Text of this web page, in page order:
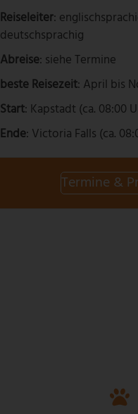
Reiseleiter:
deutschsprachig
Abreise: siehe Termine
beste Reisezeit: April bis
Start: Kapstadt (ca. 08:00
Ende: Victoria Falls (ca.
Termine &